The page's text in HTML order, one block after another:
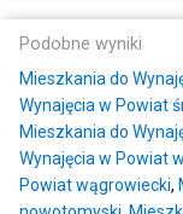
Podobne wyniki
Mieszkania do
Wynajęcia w Powiat
Mieszkania do
Wynajęcia w Powiat
Powiat wągrowiecki,